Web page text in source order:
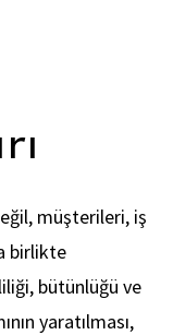
müşterileri, iş
birlikte
bütünlüğü ve
yaratılması,